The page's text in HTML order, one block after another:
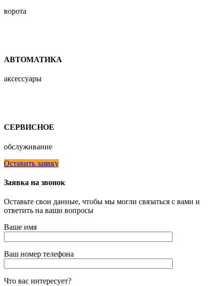
ворота
АВТОМАТИКА
аксессуары
СЕРВИСНОЕ
обслуживание
Оставить заявку
Заявка на звонок
Оставьте свои данные, чтобы мы могли связаться с вами и
ответить на ваши вопросы
Ваше имя
Ваш номер телефона
Что вас интересует?